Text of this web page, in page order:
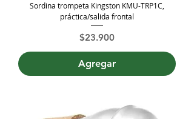
Sordina trompeta Kingston KMU-TRP1C,
práctica/salida frontal
Precio
$23.900
Agregar